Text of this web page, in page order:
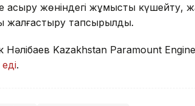
асыру жөніндегі жұмысты күшейту,
жалғастыру тапсырылды.
Нәлібаев Kazakhstan Paramount
.